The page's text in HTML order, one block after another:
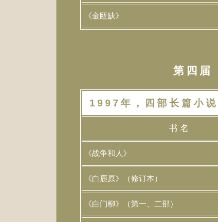
《金瓯缺》
第四
1997年，四部长篇小说
书 名
《战争和人》
《白鹿原》（修订本）
《白门柳》（第一、二部）